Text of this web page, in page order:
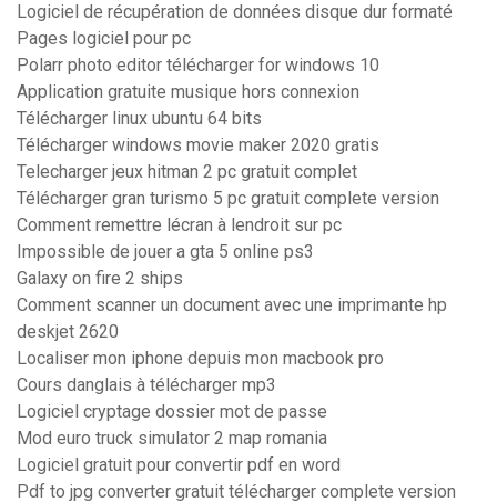
Logiciel de récupération de données disque dur formaté
Pages logiciel pour pc
Polarr photo editor télécharger for windows 10
Application gratuite musique hors connexion
Télécharger linux ubuntu 64 bits
Télécharger windows movie maker 2020 gratis
Telecharger jeux hitman 2 pc gratuit complet
Télécharger gran turismo 5 pc gratuit complete version
Comment remettre lécran à lendroit sur pc
Impossible de jouer a gta 5 online ps3
Galaxy on fire 2 ships
Comment scanner un document avec une imprimante hp
deskjet 2620
Localiser mon iphone depuis mon macbook pro
Cours danglais à télécharger mp3
Logiciel cryptage dossier mot de passe
Mod euro truck simulator 2 map romania
Logiciel gratuit pour convertir pdf en word
Pdf to jpg converter gratuit télécharger complete version